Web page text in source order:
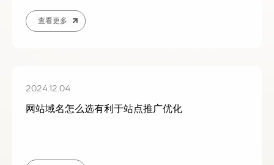
查看更多
2024.12.04
网站域名怎么选有利于站点推广优化